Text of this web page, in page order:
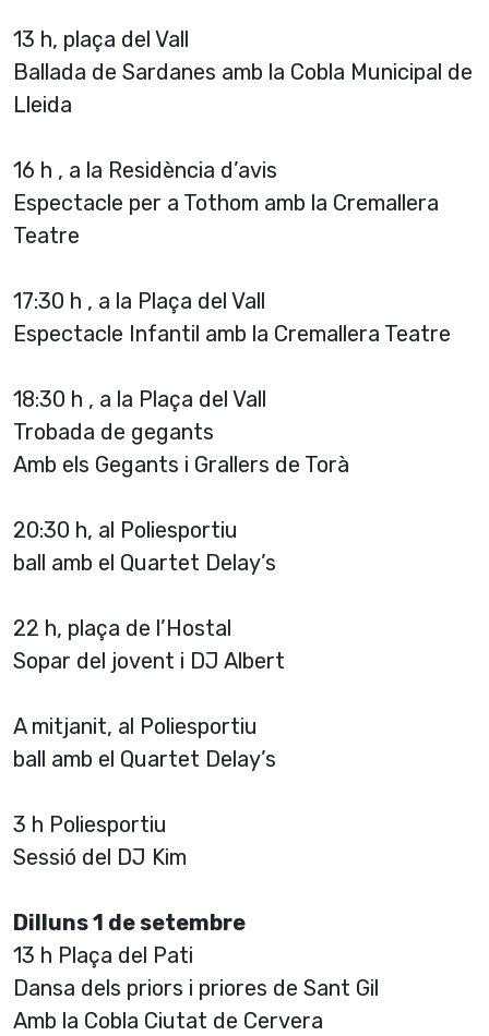
13 h, plaça del Vall
Ballada de Sardanes amb la Cobla Municipal de
Lleida
16 h , a la Residència d’avis
Espectacle per a Tothom amb la Cremallera
Teatre
17:30 h , a la Plaça del Vall
Espectacle Infantil amb la Cremallera Teatre
18:30 h , a la Plaça del Vall
Trobada de gegants
Amb els Gegants i Grallers de Torà
20:30 h, al Poliesportiu
ball amb el Quartet Delay’s
22 h, plaça de l’Hostal
Sopar del jovent i DJ Albert
A mitjanit, al Poliesportiu
ball amb el Quartet Delay’s
3 h Poliesportiu
Sessió del DJ Kim
Dilluns 1 de setembre
13 h Plaça del Pati
Dansa dels priors i priores de Sant Gil
Amb la Cobla Ciutat de Cervera